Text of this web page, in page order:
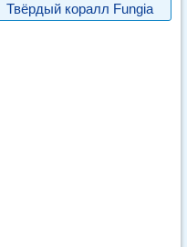
Твёрдый коралл Fungia